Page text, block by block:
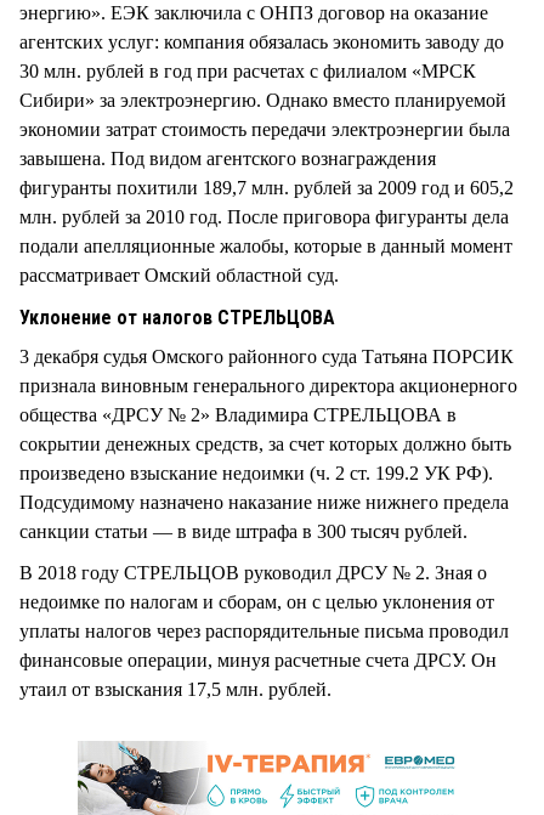
энергию». ЕЭК заключила с ОНПЗ договор на оказание
агентских услуг: компания обязалась экономить заводу до
30 млн. рублей в год при расчетах с филиалом «МРСК
Сибири» за электроэнергию. Однако вместо планируемой
экономии затрат стоимость передачи электроэнергии была
завышена. Под видом агентского вознаграждения
фигуранты похитили 189,7 млн. рублей за 2009 год и 605,2
млн. рублей за 2010 год. После приговора фигуранты дела
подали апелляционные жалобы, которые в данный момент
рассматривает Омский областной суд.
Уклонение от налогов СТРЕЛЬЦОВА
3 декабря судья Омского районного суда Татьяна ПОРСИК
признала виновным генерального директора акционерного
общества «ДРСУ № 2» Владимира СТРЕЛЬЦОВА в
сокрытии денежных средств, за счет которых должно быть
произведено взыскание недоимки (ч. 2 ст. 199.2 УК РФ).
Подсудимому назначено наказание ниже нижнего предела
санкции статьи — в виде штрафа в 300 тысяч рублей.
В 2018 году СТРЕЛЬЦОВ руководил ДРСУ № 2. Зная о
недоимке по налогам и сборам, он с целью уклонения от
уплаты налогов через распорядительные письма проводил
финансовые операции, минуя расчетные счета ДРСУ. Он
утаил от взыскания 17,5 млн. рублей.